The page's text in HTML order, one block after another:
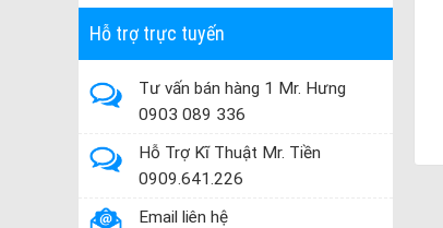
Hỗ trợ trực tuyến
Tư vấn bán hàng 1 Mr. Hưng
0903 089 336
Hỗ Trợ Kĩ Thuật Mr. Tiền
0909.641.226
Email liên hệ